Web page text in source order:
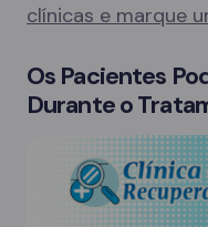
clínicas e marque
Os Pacientes
Durante o